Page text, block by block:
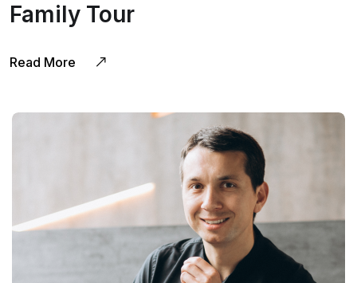
Family Tour
Read More